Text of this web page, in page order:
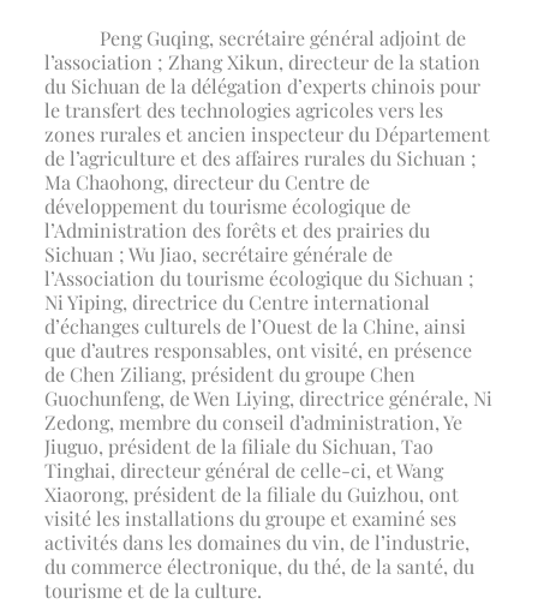
Peng Guqing, secrétaire général adjoint de
l’association ; Zhang Xikun, directeur de la station
du Sichuan de la délégation d’experts chinois pour
le transfert des technologies agricoles vers les
zones rurales et ancien inspecteur du Département
de l’agriculture et des affaires rurales du Sichuan ;
Ma Chaohong, directeur du Centre de
développement du tourisme écologique de
l’Administration des forêts et des prairies du
Sichuan ; Wu Jiao, secrétaire générale de
l’Association du tourisme écologique du Sichuan ;
Ni Yiping, directrice du Centre international
d’échanges culturels de l’Ouest de la Chine, ainsi
que d’autres responsables, ont visité, en présence
de Chen Ziliang, président du groupe Chen
Guochunfeng, de Wen Liying, directrice générale, Ni
Zedong, membre du conseil d’administration, Ye
Jiuguo, président de la filiale du Sichuan, Tao
Tinghai, directeur général de celle-ci, et Wang
Xiaorong, président de la filiale du Guizhou, ont
visité les installations du groupe et examiné ses
activités dans les domaines du vin, de l’industrie,
du commerce électronique, du thé, de la santé, du
tourisme et de la culture.